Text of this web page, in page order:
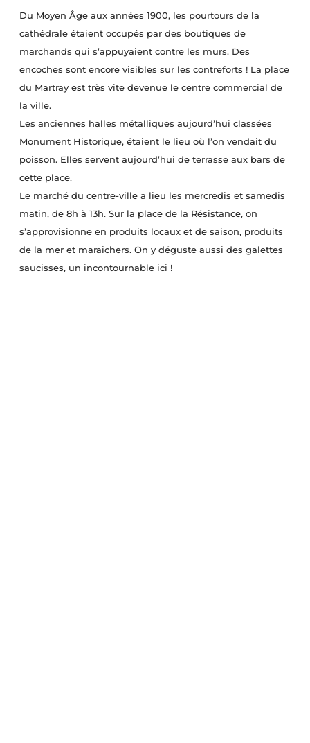
Du Moyen Âge aux années 1900, les pourtours de la
cathédrale étaient occupés par des boutiques de
marchands qui s’appuyaient contre les murs. Des
encoches sont encore visibles sur les contreforts ! La place
du Martray est très vite devenue le centre commercial de
la ville.
Les anciennes halles métalliques aujourd’hui classées
Monument Historique, étaient le lieu où l’on vendait du
poisson. Elles servent aujourd’hui de terrasse aux bars de
cette place.
Le marché du centre-ville a lieu les mercredis et samedis
matin, de 8h à 13h. Sur la place de la Résistance, on
s’approvisionne en produits locaux et de saison, produits
de la mer et maraîchers. On y déguste aussi des galettes
saucisses, un incontournable ici !